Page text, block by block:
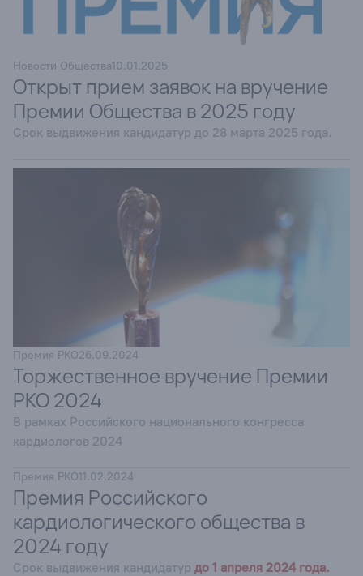
Новости Общества10.01.2025
Открыт прием заявок на вручение
Премии Общества в 2025 году
Срок выдвижения кандидатур до 28 марта 2025 года.
Премия РКО26.09.2024
Торжественное вручение Премии
РКО 2024
В рамках Российского национального конгресса
кардиологов 2024
Премия РКО11.02.2024
Премия Российского
кардиологического общества в
2024 году
Срок выдвижения кандидатур до 1 апреля 2024 года.